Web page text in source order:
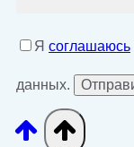
Я соглашаюсь
данных.